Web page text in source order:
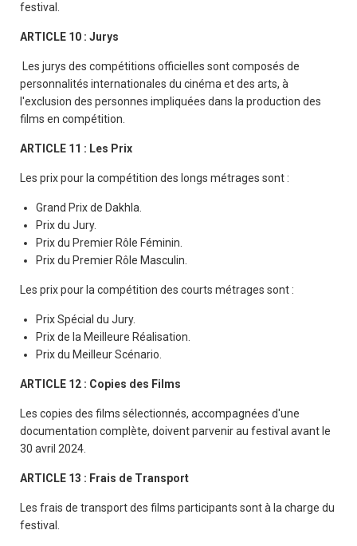
festival.
ARTICLE 10 : Jurys
Les jurys des compétitions officielles sont composés de
personnalités internationales du cinéma et des arts, à
l'exclusion des personnes impliquées dans la production des
films en compétition.
ARTICLE 11 : Les Prix
Les prix pour la compétition des longs métrages sont :
Grand Prix de Dakhla.
Prix du Jury.
Prix du Premier Rôle Féminin.
Prix du Premier Rôle Masculin.
Les prix pour la compétition des courts métrages sont :
Prix Spécial du Jury.
Prix de la Meilleure Réalisation.
Prix du Meilleur Scénario.
ARTICLE 12 : Copies des Films
Les copies des films sélectionnés, accompagnées d'une
documentation complète, doivent parvenir au festival avant le
30 avril 2024.
ARTICLE 13 : Frais de Transport
Les frais de transport des films participants sont à la charge du
festival.